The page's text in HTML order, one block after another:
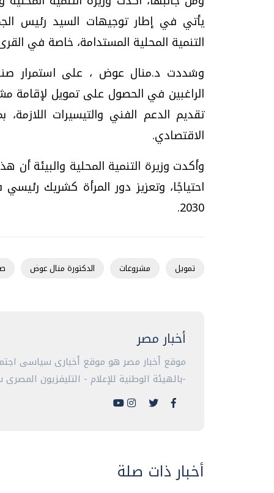
يأتي في إطار توجيهات السيد رئيس
التنمية المحلية المستدامة، خاصة في
وشددت د.منال عوض ، على استمرار
الراغبين في الحصول على تمويل لإقامة
تقديم الدعم الفني والتيسيرات
الاقتصادي.
وأكدت وزيرة التنمية المحلية والبيئة
احتياجًا، وتعزيز دور المرأة كشريك
2030.
تمويل مشروعات الدكتورة منال عوض
أخبار مصر
موقع أخبار مصر هو موقع أخبارى سياسى
-بالهيئة الوطنية للإعلام - التليفزيون المصرى
أخبار ذات صلة